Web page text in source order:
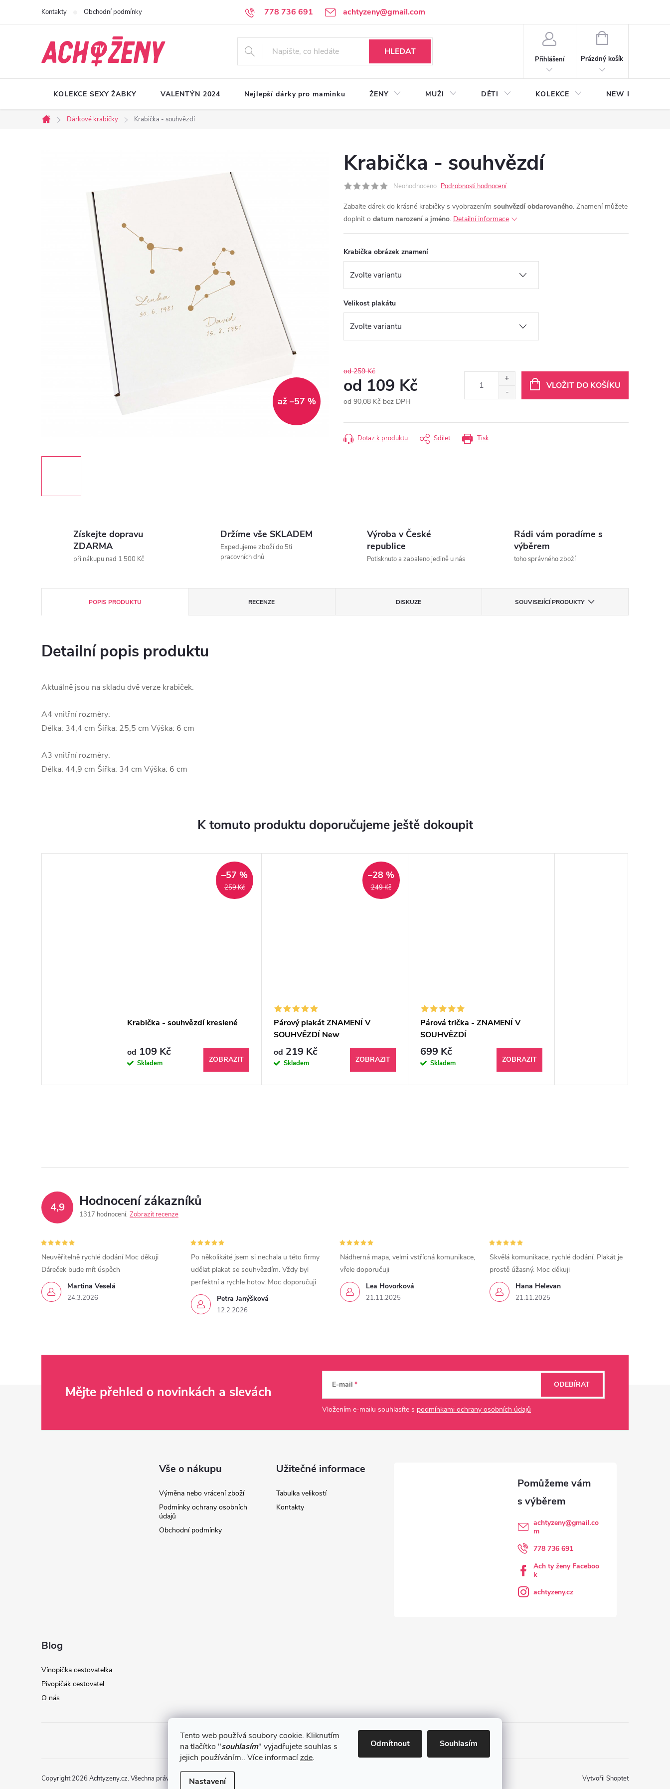
Tento web používá soubory cookie. Kliknutím
na tlačítko "souhlasím" vyjadřujete souhlas s
jejich používáním.. Více informacízde.
Nastavení
Odmítnout Souhlasím
778 736 691 achtyzeny@gmail.com
Kontakty Obchodní podmínky
HLEDAT
Přihlášení
NÁKUPNÍ
Prázdný košík
KOLEKCE SEXY ŽABKY VALENTÝN 2024 Nejlepší dárky pro maminku ŽENY MUŽI DĚTI KOLEKCE NEW Plakáty s
Domů
Dárkové krabičky Krabička - souhvězdí
až –57 %
Krabička - souhvězdí
Neohodnoceno Podrobnosti hodnocení
Zabalte dárek do krásné krabičky s vyobrazením souhvězdí obdarovaného. Znamení můžete
doplnit o datum narození a jméno. Detailní informace
Krabička obrázek znamení
Velikost plakátu
od 259 Kč
od 109 Kč
od 90,08 Kč bez DPH
cena:
VLOŽIT DO KOŠÍKU
Tisk
Dotaz k produktu Sdílet
Získejte dopravu
ZDARMA
při nákupu nad 1 500 Kč
Držíme vše SKLADEM
Expedujeme zboží do 5ti
pracovních dnů
Výroba v České
republice
Potisknuto a zabaleno jedině u nás
Rádi vám poradíme s
výběrem
toho správného zboží
POPIS PRODUKTU RECENZE DISKUZE SOUVISEJÍCÍ PRODUKTY
Detailní popis produktu
Aktuálně jsou na skladu dvě verze krabiček.
A4 vnitřní rozměry:
Délka: 34,4 cm Šířka: 25,5 cm Výška: 6 cm
A3 vnitřní rozměry:
Délka: 44,9 cm Šířka: 34 cm Výška: 6 cm
K tomuto produktu doporučujeme ještě dokoupit
259 Kč
–57 %
Krabička - souhvězdí kreslené
od 109 Kč
Skladem ZOBRAZIT
249 Kč
–28 %
Párový plakát ZNAMENÍ V
SOUHVĚZDÍ New
od 219 Kč
Skladem ZOBRAZIT
Párová trička - ZNAMENÍ V
SOUHVĚZDÍ
699 Kč
Skladem ZOBRAZIT
4,9 Hodnocení zákazníků
1317 hodnocení Zobrazit recenze
Martina Veselá
24.3.2026
Neuvěřitelně rychlé dodání Moc děkuji
Dáreček bude mít úspěch
Petra Janýšková
12.2.2026
Po několikáté jsem si nechala u této firmy
udělat plakat se souhvězdím. Vždy byl
perfektní a rychle hotov. Moc doporučuji
Lea Hovorková
21.11.2025
Nádherná mapa, velmi vstřícná komunikace,
vřele doporučuji
Hana Helevan
21.11.2025
Skvělá komunikace, rychlé dodání. Plakát je
prostě úžasný. Moc děkuji
Mějte přehled o novinkách a slevách E-mail
Vložením e-mailu souhlasíte s podmínkami ochrany osobních údajů
ODEBÍRAT
Vše o nákupu
Výměna nebo vrácení zboží
Podmínky ochrany osobních
údajů
Obchodní podmínky
Užitečné informace
Tabulka velikostí
Kontakty
achtyzeny@gmail.co
m
778 736 691
Ach ty ženy Faceboo
k
achtyzeny.cz
Blog
Vínopička cestovatelka
Pivopičák cestovatel
O nás
Obchodní podmínky
Vytvořil Shoptet
Copyright 2026 Achtyzeny.cz. Všechna práva vyhrazena.